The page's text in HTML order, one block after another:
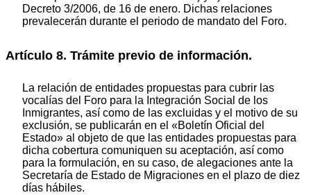
Decreto 3/2006, de 16 de enero. Dichas relaciones
prevalecerán durante el periodo de mandato del Foro.
Artículo 8. Trámite previo de información.
La relación de entidades propuestas para cubrir las
vocalías del Foro para la Integración Social de los
Inmigrantes, así como de las excluidas y el motivo de su
exclusión, se publicarán en el «Boletín Oficial del
Estado» al objeto de que las entidades propuestas para
dicha cobertura comuniquen su aceptación, así como
para la formulación, en su caso, de alegaciones ante la
Secretaría de Estado de Migraciones en el plazo de diez
días hábiles.